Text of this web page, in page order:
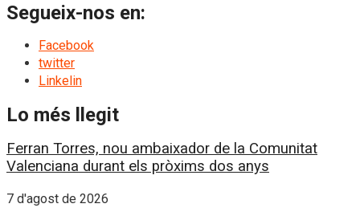
Segueix-nos en:
Facebook
twitter
Linkelin
Lo més llegit
Ferran Torres, nou ambaixador de la Comunitat
Valenciana durant els pròxims dos anys
7 d'agost de 2026